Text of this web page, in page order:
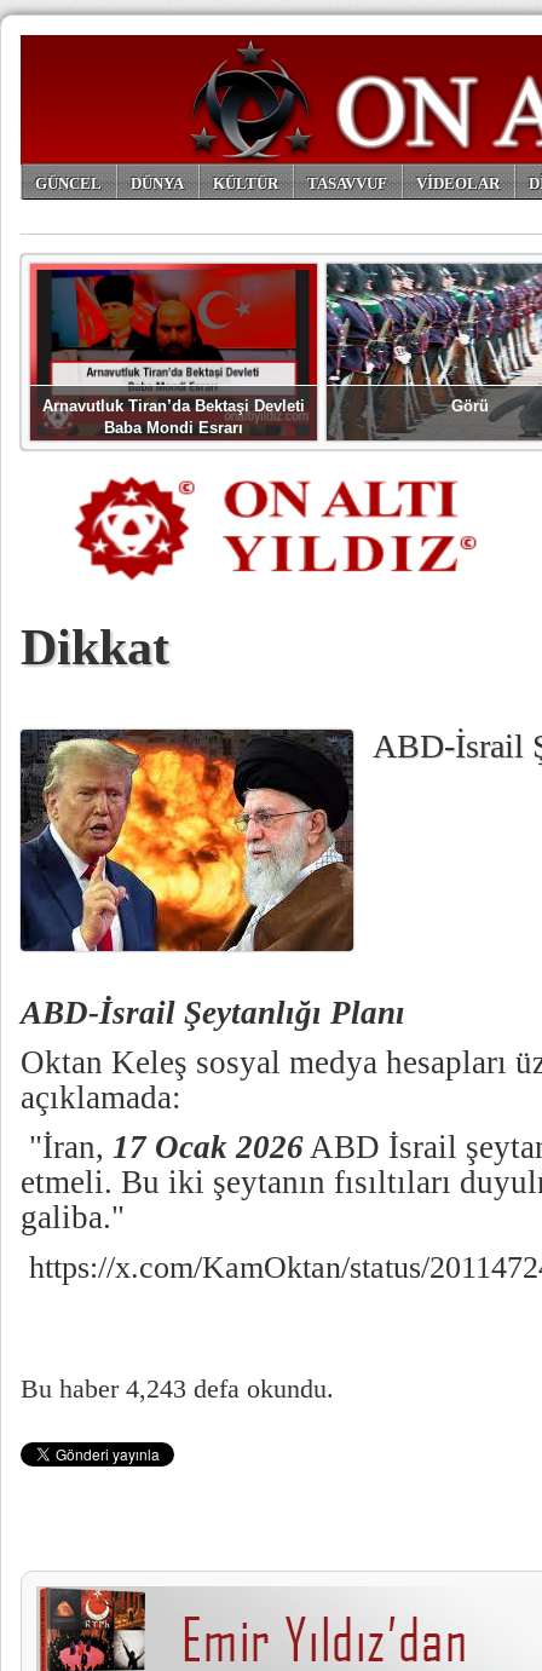
GÜNCEL DÜNYA KÜLTÜR TASAVVUF VİDEOLAR
Arnavutluk Tiran’da Bektaşi Devleti
Baba Mondi Esrarı
Görü
Dikkat
ABD-İsrail
ABD-İsrail Şeytanlığı Planı
Oktan Keleş sosyal medya hesapları
açıklamada:
"İran, 17 Ocak 2026ABD İsrail
etmeli. Bu iki şeytanın fısıltıları
galiba."
https://x.com/KamOktan/status/
Bu haber 4,243 defa okundu.